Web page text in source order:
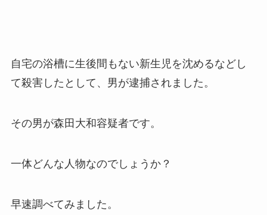
自宅の浴槽に生後間もない新生児を沈めるなどし
て殺害したとして、男が逮捕されました。
その男が森田大和容疑者です。
一体どんな人物なのでしょうか？
早速調べてみました。